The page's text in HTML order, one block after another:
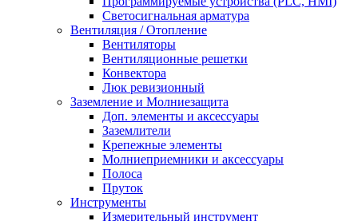
Светосигнальная арматура
Вентиляция / Отопление
Вентиляторы
Вентиляционные решетки
Конвектора
Люк ревизионный
Заземление и Молниезащита
Доп. элементы и аксессуары
Заземлители
Крепежные элементы
Молниеприемники и аксессуары
Полоса
Пруток
Инструменты
Измерительный инструмент